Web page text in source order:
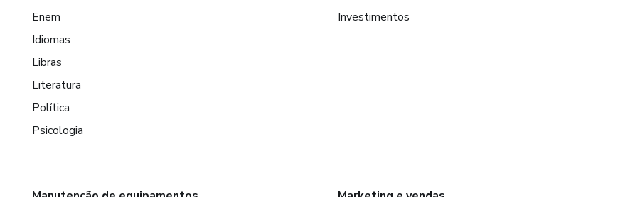
Enem
Idiomas
Libras
Literatura
Política
Psicologia
Investimentos